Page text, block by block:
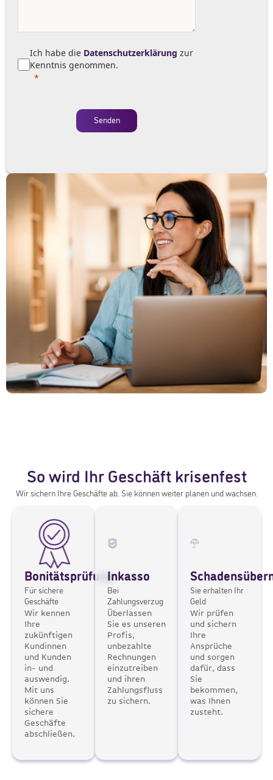
Ich habe die Datenschutzerklärung zur
Kenntnis genommen.
Senden
So wird Ihr Geschäft krisenfest
Wir sichern Ihre Geschäfte ab. Sie können weiter planen und wachsen.
Bonitätsprüfung
Für sichere
Geschäfte
Wir kennen
Ihre
zukünftigen
Kundinnen
und Kunden
in- und
auswendig.
Mit uns
können Sie
sichere
Geschäfte
abschließen.
Inkasso
Bei
Zahlungsverzug
Überlassen
Sie es unseren
Profis,
unbezahlte
Rechnungen
einzutreiben
und ihren
Zahlungsfluss
zu sichern.
Sie erhalten Ihr
Geld
Wir prüfen
und sichern
Ihre
Ansprüche
und sorgen
dafür, dass
Sie
bekommen,
was Ihnen
zusteht.